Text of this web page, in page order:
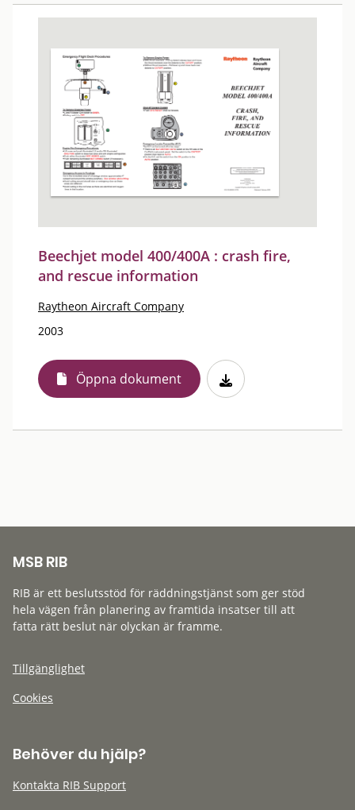
Beechjet model 400/400A : crash fire,
and rescue information
Raytheon Aircraft Company
2003
Öppna dokument
MSB RIB
RIB är ett beslutsstöd för räddningstjänst som ger stöd
hela vägen från planering av framtida insatser till att
fatta rätt beslut när olyckan är framme.
Tillgänglighet
Cookies
Behöver du hjälp?
Kontakta RIB Support